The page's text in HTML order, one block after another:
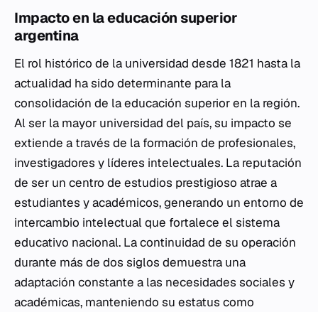
Impacto en la educación superior
argentina
El rol histórico de la universidad desde 1821 hasta la
actualidad ha sido determinante para la
consolidación de la educación superior en la región.
Al ser la mayor universidad del país, su impacto se
extiende a través de la formación de profesionales,
investigadores y líderes intelectuales. La reputación
de ser un centro de estudios prestigioso atrae a
estudiantes y académicos, generando un entorno de
intercambio intelectual que fortalece el sistema
educativo nacional. La continuidad de su operación
durante más de dos siglos demuestra una
adaptación constante a las necesidades sociales y
académicas, manteniendo su estatus como